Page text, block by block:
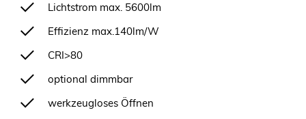
Lichtstrom max. 5600lm
Effizienz max.140lm/W
CRI>80
optional dimmbar
werkzeugloses Öffnen